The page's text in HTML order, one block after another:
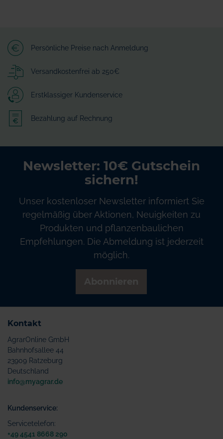
Persönliche Preise nach Anmeldung
Versandkostenfrei ab 250€
Erstklassiger Kundenservice
Bezahlung auf Rechnung
Newsletter: 10€ Gutschein
sichern!
Unser kostenloser Newsletter informiert Sie
regelmäßig über Aktionen, Neuigkeiten zu
Produkten und pflanzenbaulichen
Empfehlungen. Die Abmeldung ist jederzeit
möglich.
Kontakt
AgrarOnline GmbH
Bahnhofsallee 44
23909 Ratzeburg
Deutschland
info@myagrar.de
Kundenservice:
Servicetelefon:
+49 4541 8668 290